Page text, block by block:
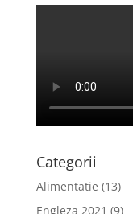
Categorii
Alimentatie (13)
Engleza 2021 (9)